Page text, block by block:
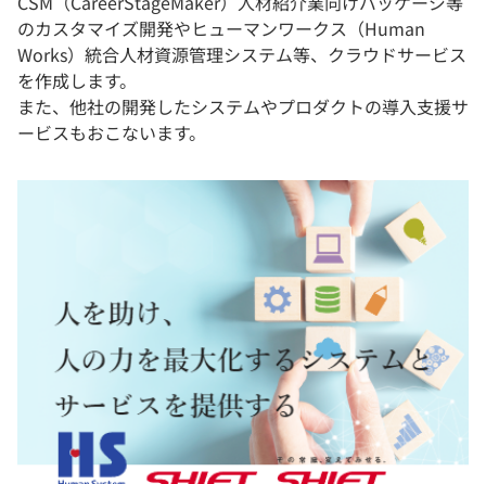
のカスタマイズ開発やヒューマンワークス（Human
Works）統合人材資源管理システム等、クラウドサービス
を作成します。
また、他社の開発したシステムやプロダクトの導入支援サ
ービスもおこないます。